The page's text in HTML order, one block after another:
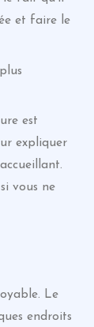
et faire le
est
expliquer
vous ne
Le
endroits